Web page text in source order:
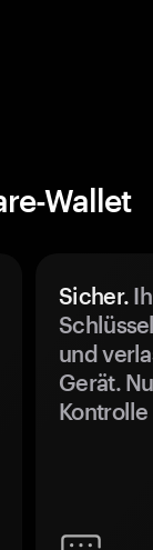
Wallet
Sicher.
und
Gerät.